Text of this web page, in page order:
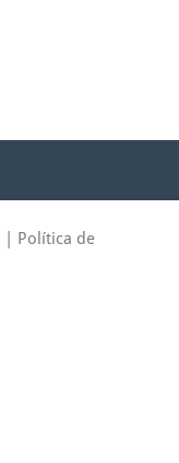
Política de